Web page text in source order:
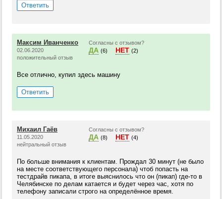
Ответить
Максим Иванченко
02.06.2020
положительный отзыв
Согласны с отзывом?
ДА (6) НЕТ (2)
Все отлично, купил здесь машину
Ответить
Михаил Гаёв
11.05.2020
нейтральный отзыв
Согласны с отзывом?
ДА (8) НЕТ (4)
По больше внимания к клиентам. Прождал 30 минут (не было
на месте соответствующего персонала) чтоб попасть на
тестдрайв пикапа, в итоге выяснилось что он (пикап) где-то в
Челябинске по делам катается и будет через час, хотя по
телефону записали строго на определённое время.